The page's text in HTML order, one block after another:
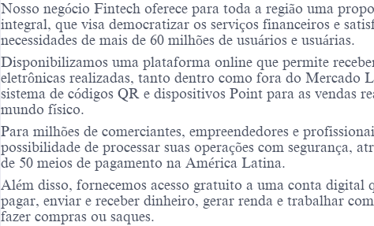
Nosso negócio Fintech oferece para toda a região uma
integral, que visa democratizar os serviços financeiros e
necessidades de mais de 60 milhões de usuários e usuárias.
Disponibilizamos uma plataforma online que permite
eletrônicas realizadas, tanto dentro como fora do Mercado
sistema de códigos QR e dispositivos Point para as vendas
mundo físico.
Para milhões de comerciantes, empreendedores e
possibilidade de processar suas operações com segurança,
de 50 meios de pagamento na América Latina.
Além disso, fornecemos acesso gratuito a uma conta digital
pagar, enviar e receber dinheiro, gerar renda e trabalhar
fazer compras ou saques.